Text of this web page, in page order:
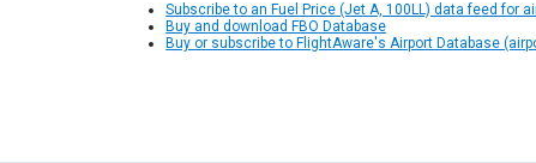
Subscribe to an Fuel Price (Jet A, 100LL) data feed for
Buy and download FBO Database
Buy or subscribe to FlightAware's Airport Database